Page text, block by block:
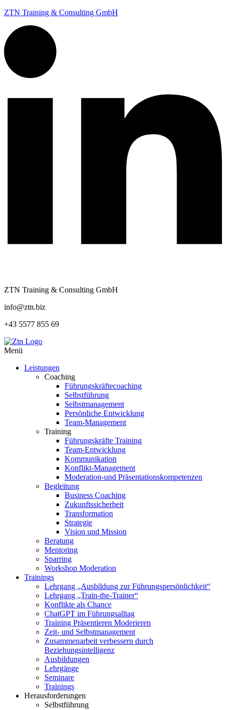
ZTN Training & Consulting GmbH
ZTN Training & Consulting GmbH
info@ztn.biz
+43 5577 855 69
Menü
Leistungen
Coaching
Führungskräftecoaching
Selbstführung
Selbstmanagement
Persönliche Entwicklung
Team-Management
Training
Führungskräfte Training
Team-Entwicklung
Kommunikation
Konflikt-Management
Moderation-und Präsentationskompetenzen
Begleitung
Business Coaching
Zukunftssicherheit
Transformation
Strategie
Vision und Mission
Beratung
Mentoring
Sparring
Workshop Moderation
Trainings
Lehrgang „Ausbildung zur Führungspersönlichkeit“
Lehrgang „Train-the-Trainer“
Konflikte als Chance
ChatGPT im Führungsalltag
Training Präsentieren Moderieren
Zeit- und Selbstmanagement
Zusammenarbeit verbessern durch
Beziehungsintelligenz
Ausbildungen
Lehrgänge
Seminare
Trainings
Herausforderungen
Selbstführung